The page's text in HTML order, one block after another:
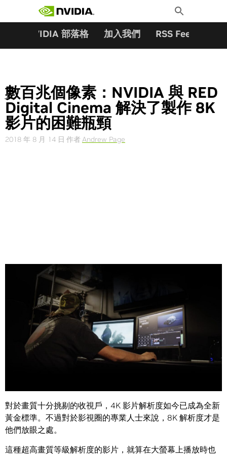
Toggle
Search
NVIDIA 部落格 加入我們 RSS Feeds
數百兆個像素：NVIDIA 與 RED
Digital Cinema 解決了製作 8K
影片的困難瓶頸
2018 年 8 月 14 日 作者 Andrew Page
製作 8K 畫質影片的藝術家使用全新的 Turing 架構 GPU，將
對於畫質十分挑剔的收視戶，4K 影片解析度如今已成為全新
黃金標準。不過對於影視圈的專業人士來說，8K 解析度才是
他們放眼之處。
這種超高畫質等級解析度的影片，就算在大螢幕上播放時也